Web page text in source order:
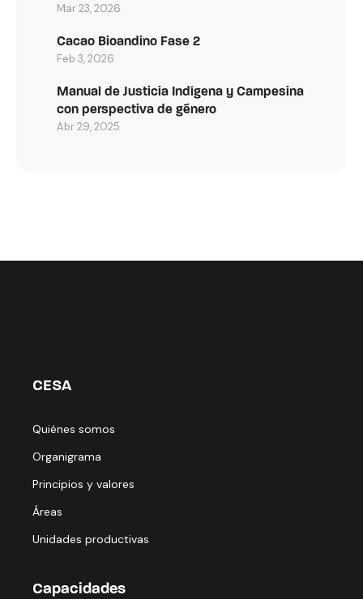
Mar 23, 2026
Cacao Bioandino Fase 2
Feb 3, 2026
Manual de Justicia Indígena y Campesina
con perspectiva de género
Abr 29, 2025
CESA
Quiénes somos
Organigrama
Principios y valores
Áreas
Unidades productivas
Capacidades